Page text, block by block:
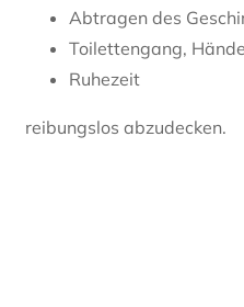
Abtragen des
Toilettengang,
Ruhezeit
reibungslos abzudecken.